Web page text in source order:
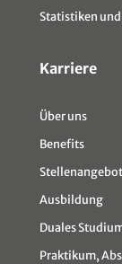
Statistiken
Karriere
Über uns
Benefits
Ausbildung
Duales
Praktikum,